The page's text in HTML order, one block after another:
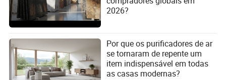
2026?
Por que os purificadores de ar
se tornaram de repente um
item indispensável em todas
as casas modernas?